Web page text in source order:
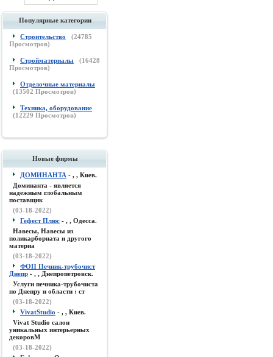
Популярные категории
Строительство (24785
Просмотров)
Стройматериалы (16428
Просмотров)
Отделочные материалы
(13502 Просмотров)
Техника, оборудование
(12229 Просмотров)
Новые фирмы
ДОМИНАНТА - , , Киев.
Доминанта - является
надежным глобальным
поставщик
(03-18-2022)
Гефест Плюс - , , Одесса.
Навесы, Навесы из
поликарборната и другого
материа
(03-18-2022)
ФОП Печник-трубочист
Днепр - , , Днепропетровск.
Услуги печника-трубочиста
по Днепру и области : ст
(03-18-2022)
VivatStudio - , , Киев.
Vivat Studio салон
уникальных интерьерных
декоровМ
(03-18-2022)